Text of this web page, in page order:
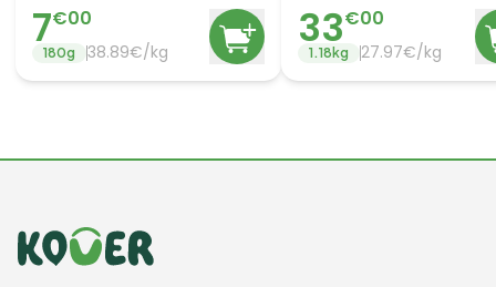
7€00
180g 38.89€/kg 33€00
1.18kg 27.97€/kg
Informations de contact